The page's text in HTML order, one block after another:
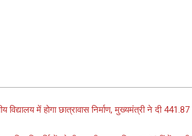
में होगा छात्रावास निर्माण, मुख्यमंत्री ने दी 441.87